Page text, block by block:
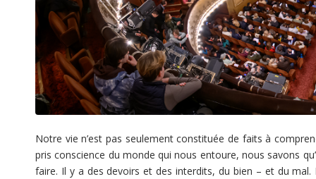
Notre vie n’est pas seulement constituée de faits à
pris conscience du monde qui nous entoure, nous savons
faire. Il y a des devoirs et des interdits, du bien – et du